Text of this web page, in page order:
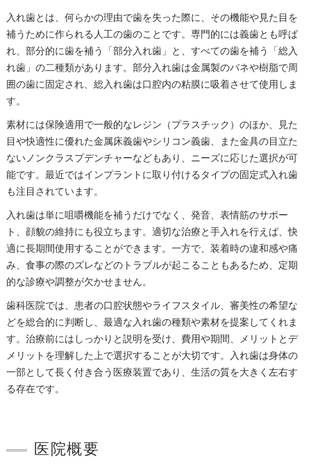
入れ歯とは、何らかの理由で歯を失った際に、その機能や見た目を
補うために作られる人工の歯のことです。専門的には義歯とも呼ば
れ、部分的に歯を補う「部分入れ歯」と、すべての歯を補う「総入
れ歯」の二種類があります。部分入れ歯は金属製のバネや樹脂で周
囲の歯に固定され、総入れ歯は口腔内の粘膜に吸着させて使用しま
す。
素材には保険適用で一般的なレジン（プラスチック）のほか、見た
目や快適性に優れた金属床義歯やシリコン義歯、また金具の目立た
ないノンクラスプデンチャーなどもあり、ニーズに応じた選択が可
能です。最近ではインプラントに取り付けるタイプの固定式入れ歯
も注目されています。
入れ歯は単に咀嚼機能を補うだけでなく、発音、表情筋のサポー
ト、顔貌の維持にも役立ちます。適切な治療と手入れを行えば、快
適に長期間使用することができます。一方で、装着時の違和感や痛
み、食事の際のズレなどのトラブルが起こることもあるため、定期
的な診療や調整が欠かせません。
歯科医院では、患者の口腔状態やライフスタイル、審美性の希望な
どを総合的に判断し、最適な入れ歯の種類や素材を提案してくれま
す。治療前にはしっかりと説明を受け、費用や期間、メリットとデ
メリットを理解した上で選択することが大切です。入れ歯は身体の
一部として長く付き合う医療装置であり、生活の質を大きく左右す
る存在です。
医院概要